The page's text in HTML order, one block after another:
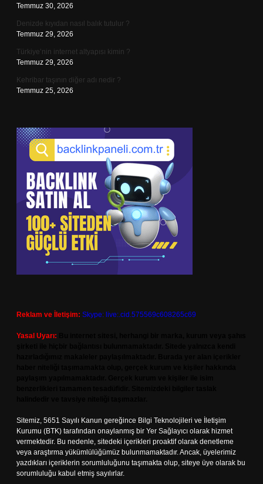
Temmuz 30, 2026
Denizde kıyıdan nasıl balık tutulur ?
Temmuz 29, 2026
Türkiye’nin internet altyapısı kimin ?
Temmuz 29, 2026
Kehribar taşının diğer adı nedir ?
Temmuz 25, 2026
Reklam ve İletişim: Skype: live:.cid.575569c608265c69
Yasal Uyarı:
Sitemiz, 5651 Sayılı Kanun gereğince Bilgi Teknolojileri ve İletişim
Kurumu (BTK) tarafından onaylanmış bir Yer Sağlayıcı olarak hizmet
vermektedir. Bu nedenle, sitedeki içerikleri proaktif olarak denetleme
veya araştırma yükümlülüğümüz bulunmamaktadır. Ancak, üyelerimiz
yazdıkları içeriklerin sorumluluğunu taşımakta olup, siteye üye olarak bu
sorumluluğu kabul etmiş sayılırlar.